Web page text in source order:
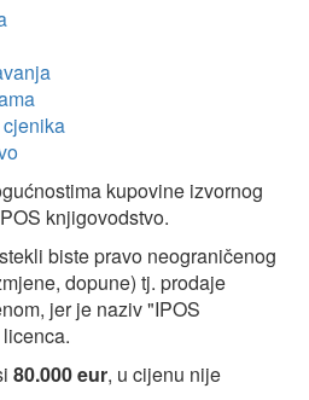
kupovine izvornog
knjigovodstvo.
biste pravo neograničenog
dopune) tj. prodaje
jer je naziv "IPOS
80.000 eur, u cijenu nije